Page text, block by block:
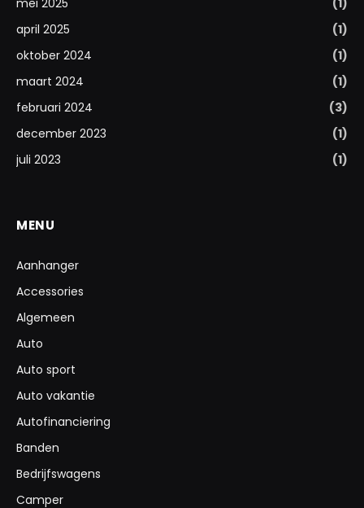
april 2025
(1)
oktober 2024
(1)
maart 2024
(1)
februari 2024
(3)
december 2023
(1)
juli 2023
(1)
MENU
Aanhanger
Accessories
Algemeen
Auto
Auto sport
Auto vakantie
Autofinanciering
Banden
Bedrijfswagens
Camper